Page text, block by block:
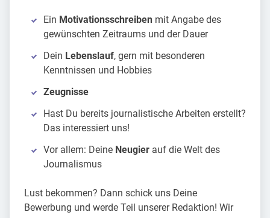
Ein Motivationsschreiben mit Angabe des
gewünschten Zeitraums und der Dauer
Dein Lebenslauf, gern mit besonderen
Kenntnissen und Hobbies
Zeugnisse
Hast Du bereits journalistische Arbeiten erstellt?
Das interessiert uns!
Vor allem: Deine Neugier auf die Welt des
Journalismus
Lust bekommen? Dann schick uns Deine
Bewerbung und werde Teil unserer Redaktion! Wir